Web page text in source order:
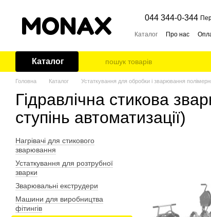
044 344-0-344
Каталог Про нас
Каталог
Головна Каталог Устаткування для обробки і зварювання
Гідравлічна стикова
ступінь автоматизації)
Нагрівачі для стикового
зварювання
Устаткування для розтрубної
зварки
Зварювальні екструдери
Машини для виробництва
фітингів